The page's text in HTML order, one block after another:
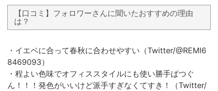
【口コミ】フォロワーさんに聞いたおすすめの理由
は？
・イエベに合って春秋に合わせやすい（Twitter/@REMI6
8469093）
・程よい色味でオフィススタイルにも使い勝手ぱつぐ
ん！！！発色がいいけど派手すぎなくてすき！（Twitter/